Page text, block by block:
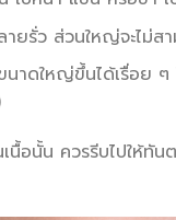
ยรั่ว ส่วนใหญ่จะไม่
าดใหญ่ขึ้นได้เรื่อย ๆ
นื้อนั้น ควรรีบไปใ